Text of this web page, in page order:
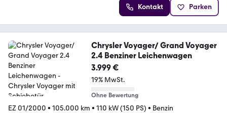
Kontakt Parken
Chrysler Voyager/ Grand Voyager
2.4 Benziner Leichenwagen
3.999 €
19% MwSt.
Ohne Bewertung
EZ 01/2000 • 105.000 km • 110 kW (150 PS) • Benzin